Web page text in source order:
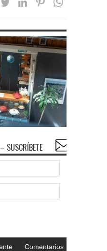
SUSCRÍBETE
Comentarios